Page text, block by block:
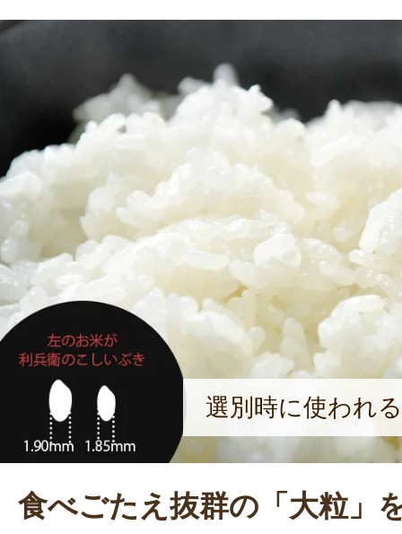
選別時に使われ
食べごたえ抜群の「大粒」